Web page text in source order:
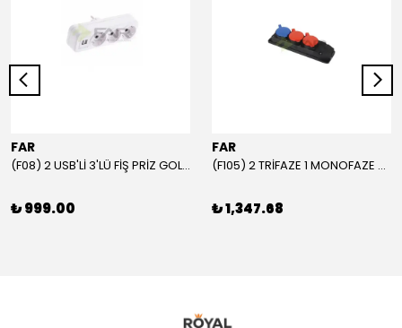
FAR
(F08) 2 USB'Lİ 3'LÜ FİŞ PRİZ GOLYAT
₺ 999.00
FAR
(F105) 2 TRİFAZE 1 MONOFAZE GRUP PRİZ
₺ 1,347.68